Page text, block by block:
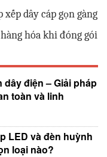
dây cáp gọn gàng
hóa khi đóng gói
điện – Giải pháp
toàn và linh
LED và đèn huỳnh
loại nào?